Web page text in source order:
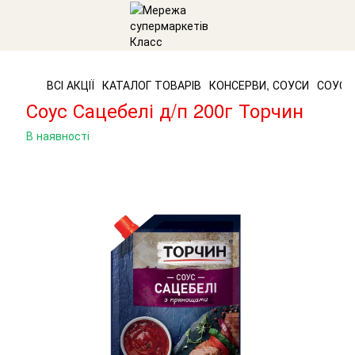
ВСІ АКЦІЇ КАТАЛОГ ТОВАРІВ КОНСЕРВИ, СОУСИ СОУСИ
Соус Сацебелі д/п 200г Торчин
В наявності